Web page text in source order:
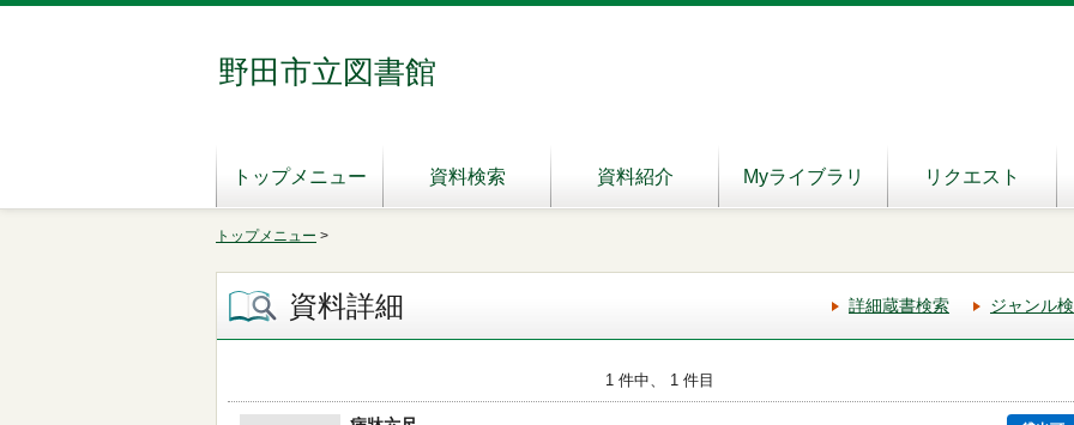
野田市立図書館
トップメニュー 資料検索 資料紹介 Myライブラリ リクエスト
トップメニュー >
資料詳細 詳細蔵書検索 ジャンル
1 件中、 1 件目